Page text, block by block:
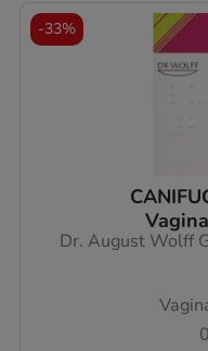
Dr. August Wolff
-33%